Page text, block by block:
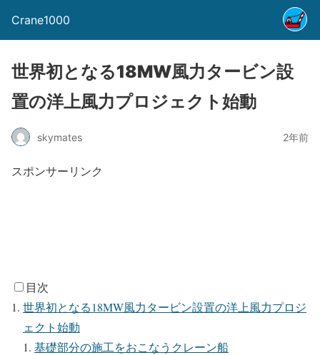
Crane1000
世界初となる18MW風力タービン設
置の洋上風力プロジェクト始動
skymates 2年前
スポンサーリンク
目次
世界初となる18MW風力タービン設置の洋上風力プロジ
ェクト始動
基礎部分の施工をおこなうクレーン船